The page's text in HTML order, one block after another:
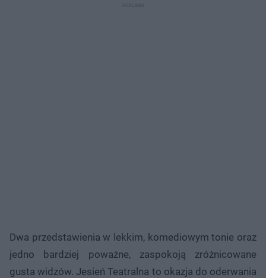
Dwa przedstawienia w lekkim, komediowym tonie oraz
jedno bardziej poważne, zaspokoją zróżnicowane
gusta widzów. Jesień Teatralna to okazja do oderwania